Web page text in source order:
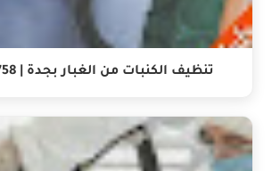
تنظيف الكنبات من الغبار بجدة | 0501061758